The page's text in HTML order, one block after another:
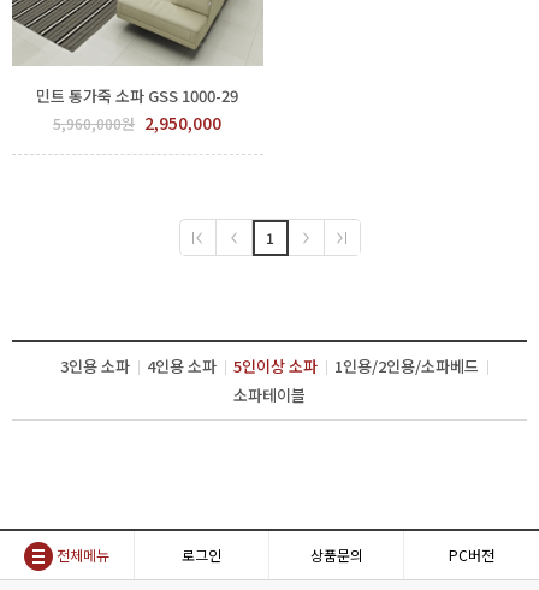
민트 통가죽 소파 GSS 1000-29
5,960,000원 2,950,000
1
3인용 소파 4인용 소파 5인이상 소파
1인용/2인용/소파베드
소파테이블
전체메뉴 로그인 상품문의 PC버전